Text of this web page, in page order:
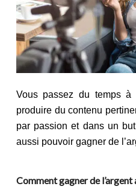
Vous passez du temps
produire du contenu
par passion et dans un
aussi pouvoir gagner de
Comment gagner de